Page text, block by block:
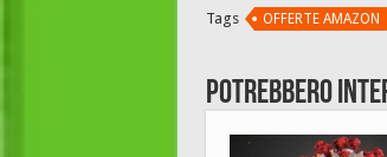
Tags OFFERTE AMAZON
Potrebbero